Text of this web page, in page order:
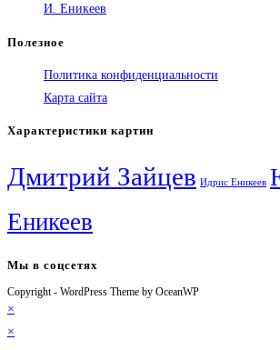
И. Еникеев
Полезное
Политика конфиденциальности
Карта сайта
Характеристики картин
Дмитрий Зайцев Идрис Еникеев
Еникеев
Мы в соцсетях
Откроется
Откроется
Откроется
Откроется
Copyright - WordPress Theme by OceanWP
×
×